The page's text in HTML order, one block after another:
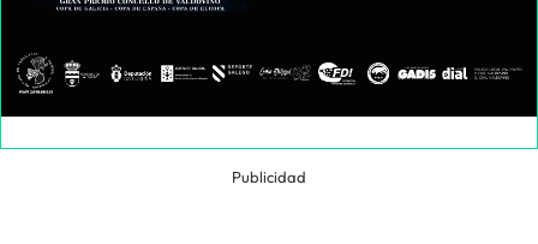
Publicidad